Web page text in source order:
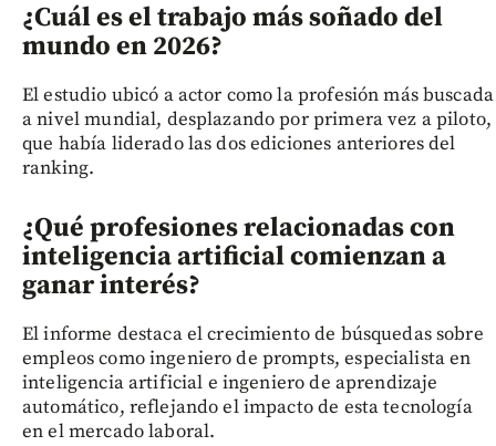
¿Cuál es el trabajo más soñado del
mundo en 2026?
El estudio ubicó a actor como la profesión más buscada
a nivel mundial, desplazando por primera vez a piloto,
que había liderado las dos ediciones anteriores del
ranking.
¿Qué profesiones relacionadas con
inteligencia artificial comienzan a
ganar interés?
El informe destaca el crecimiento de búsquedas sobre
empleos como ingeniero de prompts, especialista en
inteligencia artificial e ingeniero de aprendizaje
automático, reflejando el impacto de esta tecnología
en el mercado laboral.